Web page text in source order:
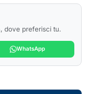
dove preferisci tu.
WhatsApp